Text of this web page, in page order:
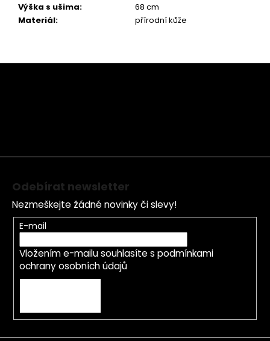
Výška s ušima:
68 cm
Materiál: přírodní kůže
Z
Odebírat newsletter
Nezmeškejte žádné novinky či slevy!
E-mail
Vložením e-mailu souhlasíte s podmínkami
ochrany osobních údajů